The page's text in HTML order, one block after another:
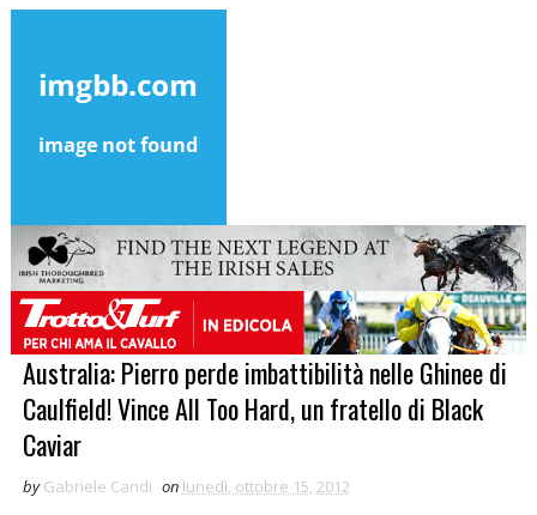
Australia: Pierro perde imbattibilità nelle Ghinee di
Caulfield! Vince All Too Hard, un fratello di Black
Caviar
by Gabriele Candi on lunedì, ottobre 15, 2012